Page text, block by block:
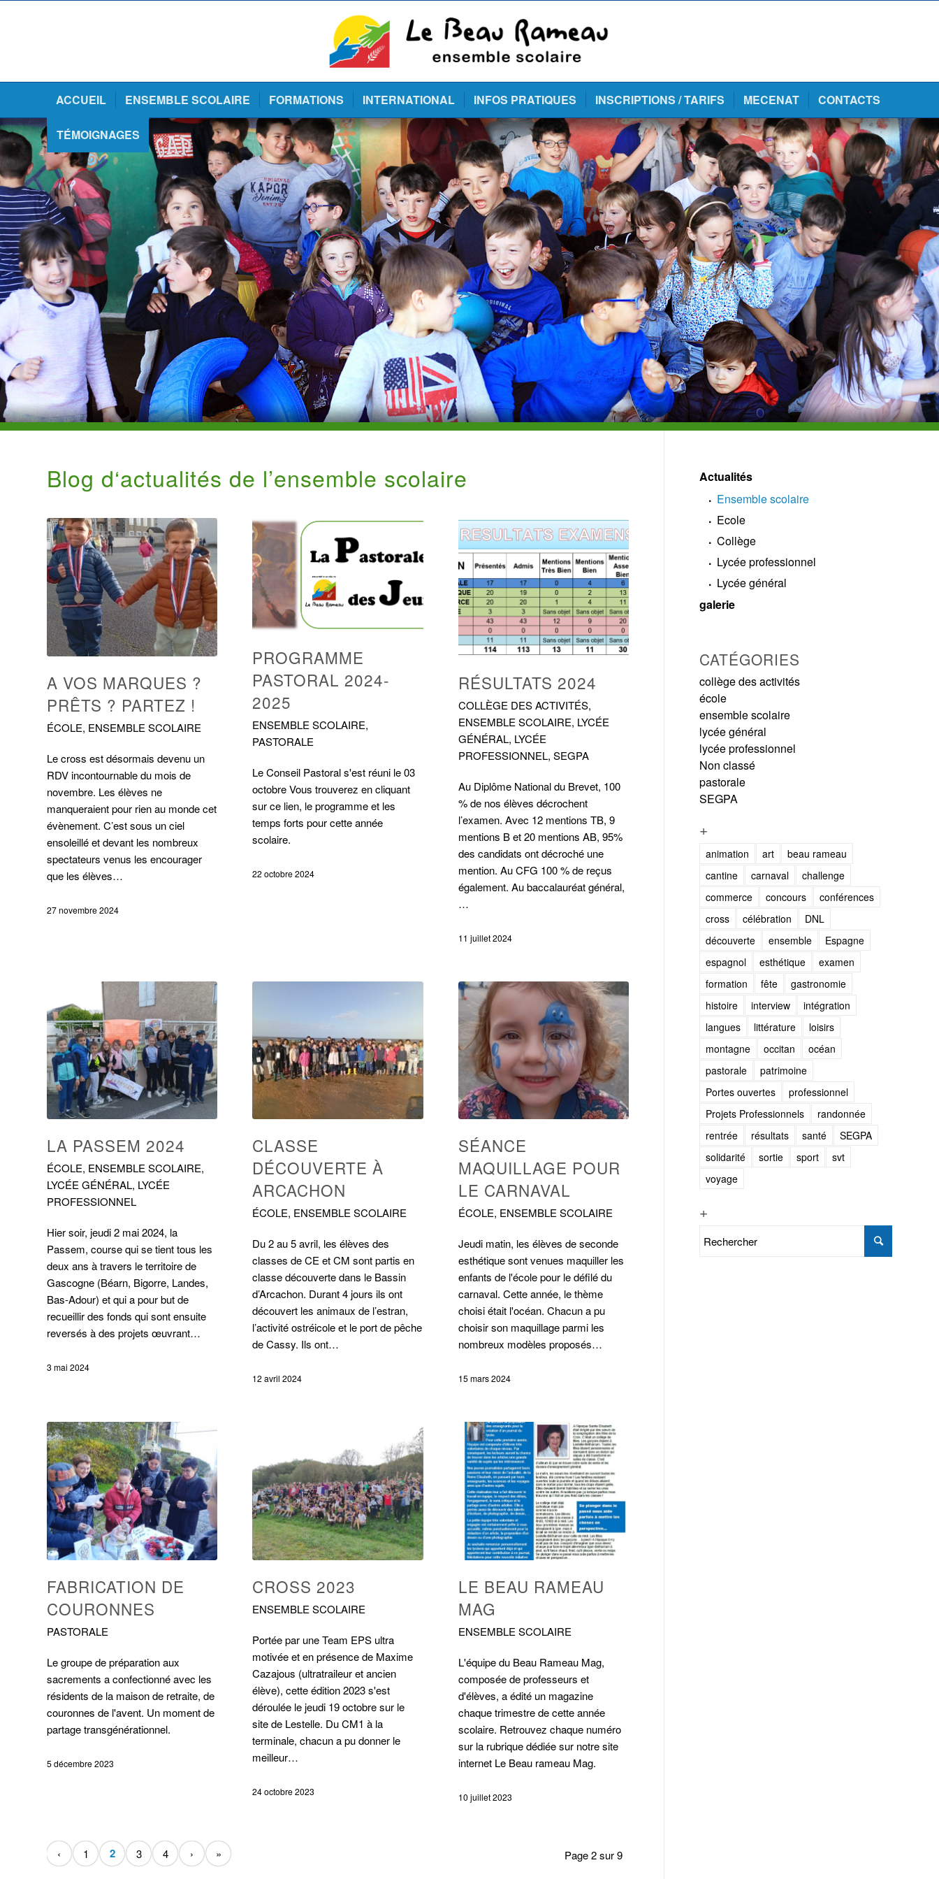
ACCUEIL ENSEMBLE SCOLAIRE FORMATIONS INTERNATIONAL INFOS PRATIQUES INSCRIPTIONS / TARIFS MECENAT CONTACTS
TÉMOIGNAGES
Blog d‘actualités de l’ensemble scolaire
A VOS MARQUES ?
PRÊTS ? PARTEZ !
ÉCOLE, ENSEMBLE SCOLAIRE
Le cross est désormais devenu un
RDV incontournable du mois de
novembre. Les élèves ne
manqueraient pour rien au monde cet
évènement. C’est sous un ciel
ensoleillé et devant les nombreux
spectateurs venus les encourager
que les élèves…
27 novembre 2024
PROGRAMME
PASTORAL 2024-
2025
ENSEMBLE SCOLAIRE,
PASTORALE
Le Conseil Pastoral s'est réuni le 03
octobre Vous trouverez en cliquant
sur ce lien, le programme et les
temps forts pour cette année
scolaire.
22 octobre 2024
RÉSULTATS 2024
COLLÈGE DES ACTIVITÉS,
ENSEMBLE SCOLAIRE, LYCÉE
GÉNÉRAL, LYCÉE
PROFESSIONNEL, SEGPA
Au Diplôme National du Brevet, 100
% de nos élèves décrochent
l’examen. Avec 12 mentions TB, 9
mentions B et 20 mentions AB, 95%
des candidats ont décroché une
mention. Au CFG 100 % de reçus
également. Au baccalauréat général,
…
11 juillet 2024
LA PASSEM 2024
ÉCOLE, ENSEMBLE SCOLAIRE,
LYCÉE GÉNÉRAL, LYCÉE
PROFESSIONNEL
Hier soir, jeudi 2 mai 2024, la
Passem, course qui se tient tous les
deux ans à travers le territoire de
Gascogne (Béarn, Bigorre, Landes,
Bas-Adour) et qui a pour but de
recueillir des fonds qui sont ensuite
reversés à des projets œuvrant…
3 mai 2024
CLASSE
DÉCOUVERTE À
ARCACHON
ÉCOLE, ENSEMBLE SCOLAIRE
Du 2 au 5 avril, les élèves des
classes de CE et CM sont partis en
classe découverte dans le Bassin
d’Arcachon. Durant 4 jours ils ont
découvert les animaux de l’estran,
l’activité ostréicole et le port de pêche
de Cassy. Ils ont…
12 avril 2024
SÉANCE
MAQUILLAGE POUR
LE CARNAVAL
ÉCOLE, ENSEMBLE SCOLAIRE
Jeudi matin, les élèves de seconde
esthétique sont venues maquiller les
enfants de l'école pour le défilé du
carnaval. Cette année, le thème
choisi était l'océan. Chacun a pu
choisir son maquillage parmi les
nombreux modèles proposés…
15 mars 2024
FABRICATION DE
COURONNES
PASTORALE
Le groupe de préparation aux
sacrements a confectionné avec les
résidents de la maison de retraite, de
couronnes de l'avent. Un moment de
partage transgénérationnel.
5 décembre 2023
CROSS 2023
ENSEMBLE SCOLAIRE
Portée par une Team EPS ultra
motivée et en présence de Maxime
Cazajous (ultratraileur et ancien
élève), cette édition 2023 s'est
déroulée le jeudi 19 octobre sur le
site de Lestelle. Du CM1 à la
terminale, chacun a pu donner le
meilleur…
24 octobre 2023
LE BEAU RAMEAU
MAG
ENSEMBLE SCOLAIRE
L'équipe du Beau Rameau Mag,
composée de professeurs et
d'élèves, a édité un magazine
chaque trimestre de cette année
scolaire. Retrouvez chaque numéro
sur la rubrique dédiée sur notre site
internet Le Beau rameau Mag.
10 juillet 2023
Page 2 sur 9
‹ 1 2 3 4 › »
Actualités
Ensemble scolaire
Ecole
Collège
Lycée professionnel
Lycée général
galerie
CATÉGORIES
collège des activités
école
ensemble scolaire
lycée général
lycée professionnel
Non classé
pastorale
SEGPA
+
animation art
beau rameau
cantine
carnaval
challenge
commerce
concours
conférences
cross
célébration
DNL
découverte
ensemble
Espagne
espagnol
esthétique
examen
formation
fête
gastronomie
histoire
interview
intégration
langues
littérature
loisirs
montagne
occitan
océan
pastorale
patrimoine
Portes ouvertes
professionnel
Projets Professionnels
randonnée
rentrée
résultats santé
SEGPA
solidarité
sortie sport
svt
voyage
+